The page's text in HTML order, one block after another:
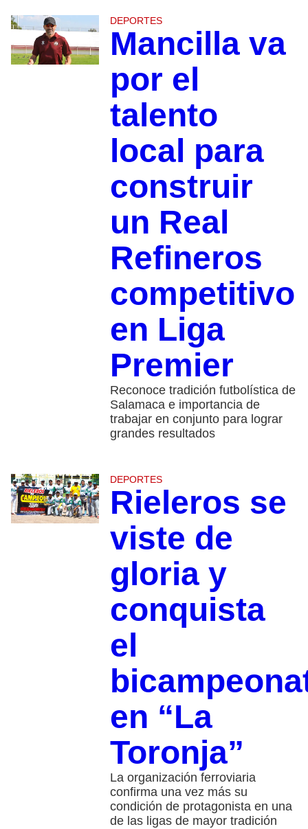
DEPORTES
Mancilla va
por el
talento
local para
construir
un Real
Refineros
competitivo
en Liga
Premier
Reconoce tradición futbolística de
Salamaca e importancia de
trabajar en conjunto para lograr
grandes resultados
DEPORTES
Rieleros se
viste de
gloria y
conquista
el
en “La
Toronja”
La organización ferroviaria
confirma una vez más su
condición de protagonista en una
de las ligas de mayor tradición